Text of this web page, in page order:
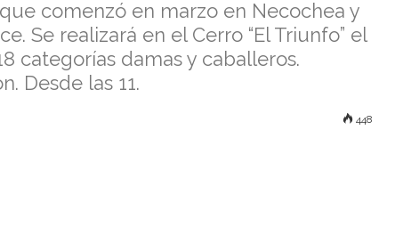
comenzó en marzo en Necochea y
Se realizará en el Cerro “El Triunfo” el
categorías damas y caballeros.
Desde las 11.
448